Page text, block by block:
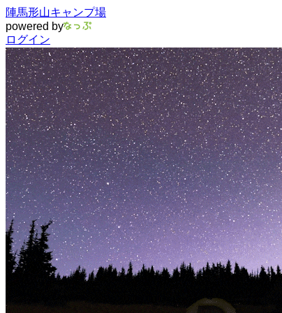
陣馬形山キャンプ場
powered by
ログイン